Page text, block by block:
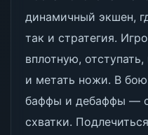
динамичный экшен,
так и стратегия.
вплотную,
и метать ножи. В
баффы и дебаффы —
схватки.